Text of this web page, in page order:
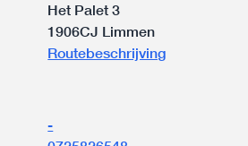
Het Palet 3
1906CJ Limmen
Routebeschrijving
-